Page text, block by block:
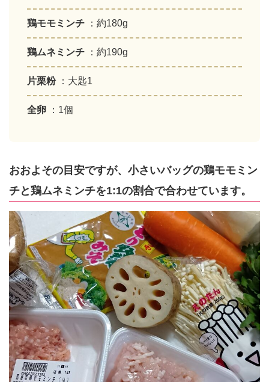
鶏モモミンチ ：約180g
鶏ムネミンチ ：約190g
片栗粉 ：大匙1
全卵 ：1個
おおよその目安ですが、小さいバッグの鶏モモミン
チと鶏ムネミンチを1:1の割合で合わせています。